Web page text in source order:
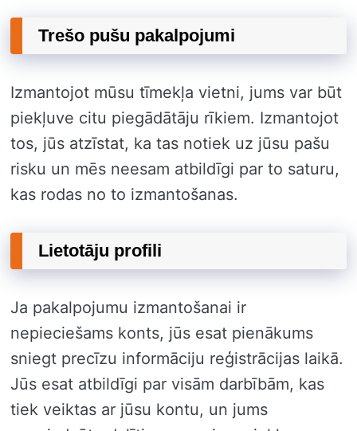
Trešo pušu pakalpojumi
Izmantojot mūsu tīmekļa vietni, jums var būt
piekļuve citu piegādātāju rīkiem. Izmantojot
tos, jūs atzīstat, ka tas notiek uz jūsu pašu
risku un mēs neesam atbildīgi par to saturu,
kas rodas no to izmantošanas.
Lietotāju profili
Ja pakalpojumu izmantošanai ir
nepieciešams konts, jūs esat pienākums
sniegt precīzu informāciju reģistrācijas laikā.
Jūs esat atbildīgi par visām darbībām, kas
tiek veiktas ar jūsu kontu, un jums